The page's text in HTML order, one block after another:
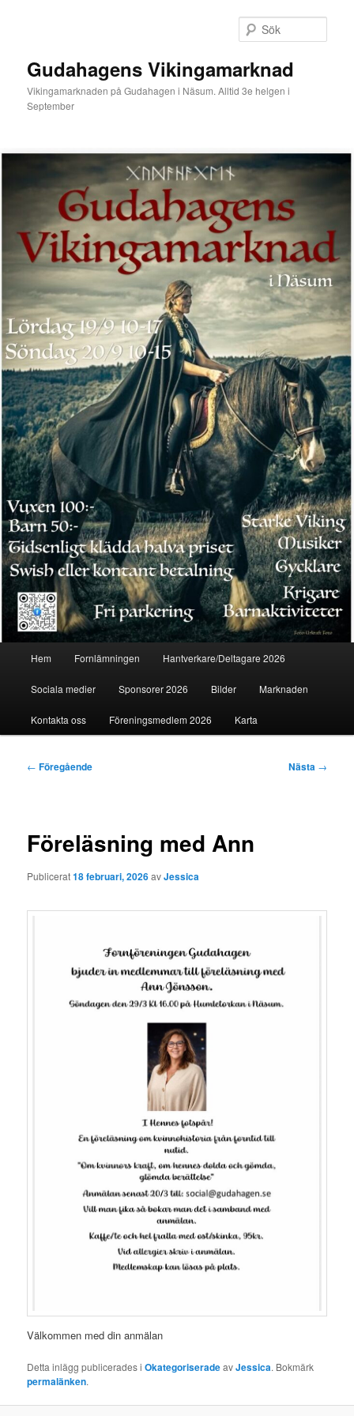
Gudahagens Vikingamarknad
Vikingamarknaden på Gudahagen i Näsum. Alltid 3e helgen i
September
Hem Fornlämningen Hantverkare/Deltagare 2026
Sociala medier Sponsorer 2026 Bilder Marknaden
Kontakta oss Föreningsmedlem 2026 Karta
Inläggsnavigering
← Föregående Nästa →
Föreläsning med Ann
Publicerat18 februari, 2026avJessica
Välkommen med din anmälan
Detta inlägg publicerades iOkategoriseradeavJessica. Bokmärk
permalänken.